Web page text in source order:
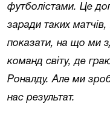
футболістами. Це
заради таких
показати, на що ми
команд світу, де
Роналду. Але ми
нас результат.